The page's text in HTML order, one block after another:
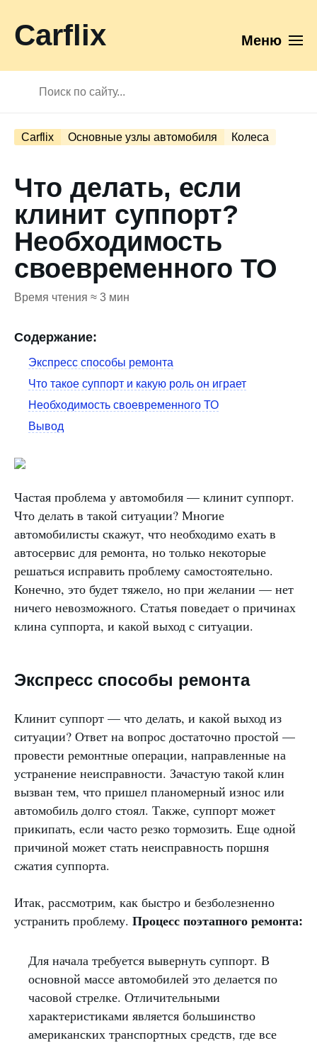
Carflix Меню
Carflix Основные узлы автомобиля Колеса
Что делать, если
клинит суппорт?
Необходимость
своевременного ТО
Время чтения ≈ 3 мин
Содержание:
Экспресс способы ремонта
Что такое суппорт и какую роль он играет
Необходимость своевременного ТО
Вывод
Частая проблема у автомобиля — клинит суппорт.
Что делать в такой ситуации? Многие
автомобилисты скажут, что необходимо ехать в
автосервис для ремонта, но только некоторые
решаться исправить проблему самостоятельно.
Конечно, это будет тяжело, но при желании — нет
ничего невозможного. Статья поведает о причинах
клина суппорта, и какой выход с ситуации.
Экспресс способы ремонта
Клинит суппорт — что делать, и какой выход из
ситуации? Ответ на вопрос достаточно простой —
провести ремонтные операции, направленные на
устранение неисправности. Зачастую такой клин
вызван тем, что пришел планомерный износ или
автомобиль долго стоял. Также, суппорт может
прикипать, если часто резко тормозить. Еще одной
причиной может стать неисправность поршня
сжатия суппорта.
Итак, рассмотрим, как быстро и безболезненно
устранить проблему. Процесс поэтапного ремонта:
Для начала требуется вывернуть суппорт. В
основной массе автомобилей это делается по
часовой стрелке. Отличительными
характеристиками является большинство
американских транспортных средств, где все